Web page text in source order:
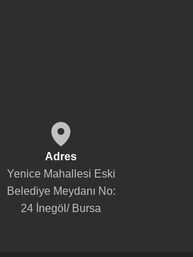
Adres
Yenice Mahallesi Eski
Belediye Meydanı No:
24 İnegöl/ Bursa